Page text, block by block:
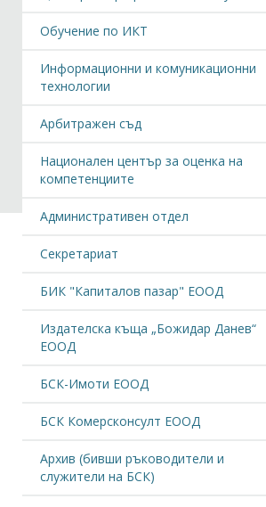
Обучение по ИКТ
Информационни и комуникационни
технологии
Арбитражен съд
Национален център за оценка на
компетенциите
Административен отдел
Секретариат
БИК "Капиталов пазар" ЕООД
Издателска къща „Божидар Данев“
ЕООД
БСК-Имоти ЕООД
БСК Комерсконсулт ЕООД
Архив (бивши ръководители и
служители на БСК)